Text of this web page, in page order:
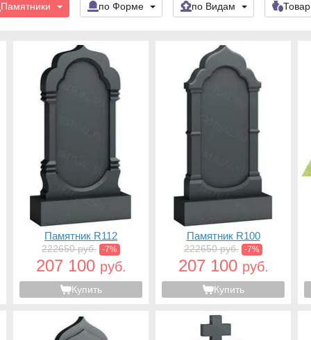
Памятники по Форме по Видам
Памятник R112
222650 руб. -7%
207 100 руб.
Купить
Памятник R100
222650 руб. -7%
207 100 руб.
Купить